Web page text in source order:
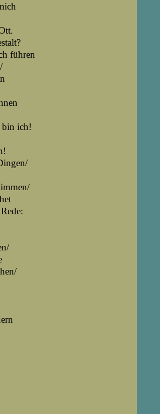
führen
bin ich!